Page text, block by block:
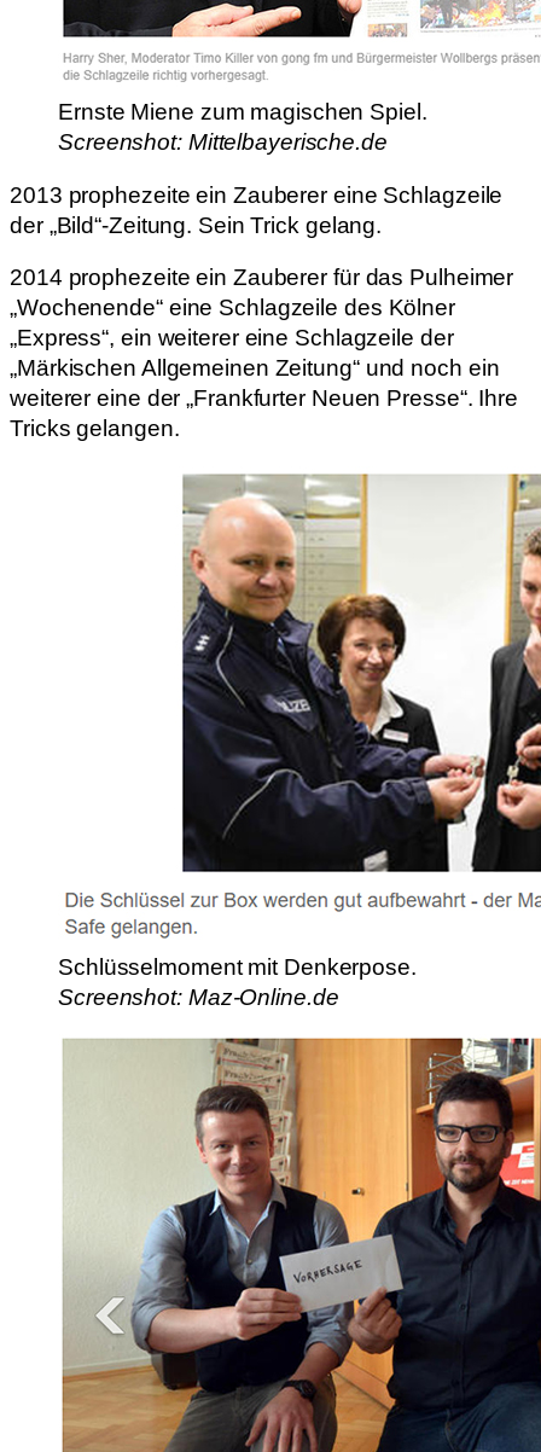
Ernste Miene zum magischen Spiel.
Screenshot: Mittelbayerische.de
2013 prophezeite ein Zauberer eine Schlagzeile
der „Bild“-Zeitung. Sein Trick gelang.
2014 prophezeite ein Zauberer für das Pulheimer
„Wochenende“ eine Schlagzeile des Kölner
„Express“, ein weiterer eine Schlagzeile der
„Märkischen Allgemeinen Zeitung“ und noch ein
weiterer eine der „Frankfurter Neuen Presse“. Ihre
Tricks gelangen.
Schlüsselmoment mit Denkerpose.
Screenshot: Maz-Online.de